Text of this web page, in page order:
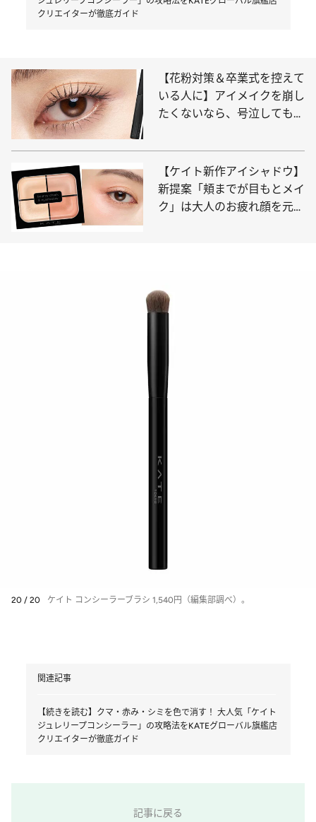
クリエイターが徹底ガイド
【花粉対策＆卒業式を控えて
いる人に】アイメイクを崩し
たくないなら、号泣しても落
くなる「セザンヌ」が最強！
【ケイト新作アイシャドウ】
新提案「頬までが目もとメイ
ク」は大人のお疲れ顔を元気
20 / 20 ケイト コンシーラーブラシ 1,540円（編集部調べ）。
関連記事
【続きを読む】クマ・赤み・シミを色で消す！ 大人気「ケイト
ジュレリープコンシーラー」の攻略法をKATEグローバル旗艦店
クリエイターが徹底ガイド
記事に戻る